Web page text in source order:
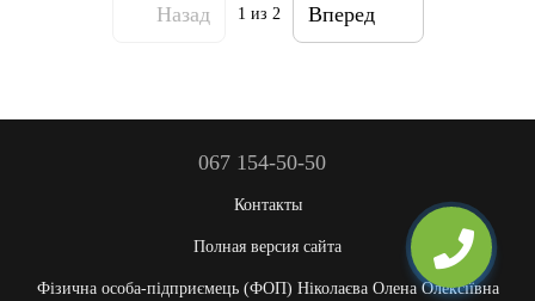
Назад 1 из 2 Вперед
067 154-50-50
Контакты
Полная версия сайта
Фізична особа-підприємець (ФОП) Ніколаєва Олена Олексіївна